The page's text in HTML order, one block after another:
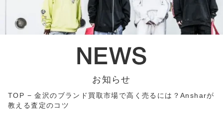
お知らせ
TOP −金沢のブランド買取市場で高く売るには？Ansharが
教える査定のコツ